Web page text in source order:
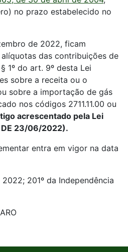
no prazo estabelecido no
de 2022, ficam
das contribuições de
1º do art. 9º desta Lei
sobre a receita ou o
sobre a importação de gás
nos códigos 2711.11.00 ou
acrescentado pela Lei
23/06/2022).
entra em vigor na data
201º da Independência